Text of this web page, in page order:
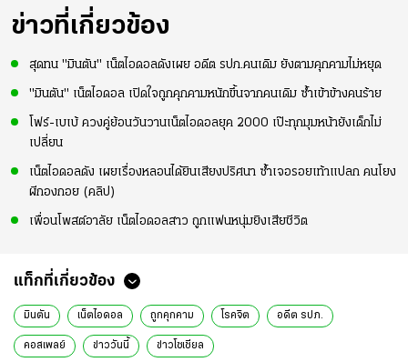
ข่าวที่เกี่ยวข้อง
สุดทน "มินตัน" เน็ตไอดอลดังเผย อดีต รปภ.คนเดิม ยังตามคุกคามไม่หยุด
"มินตัน" เน็ตไอดอล เปิดใจถูกคุกคามหนักขึ้นจากคนเดิม ซ้ำเข้าข้างคนร้าย
โฟร์-เบเบ้ ควงคู่ย้อนวันวานเน็ตไอดอลยุค 2000 เป๊ะทุกมุมหน้ายังเด็กไม่
เปลี่ยน
เน็ตไอดอลดัง เผยเรื่องหลอนได้ยินเสียงปริศนา ซ้ำเจอรอยเท้าแปลก คนโยง
ผีกองกอย (คลิป)
เพื่อนโพสต์อาลัย เน็ตไอดอลสาว ถูกแฟนหนุ่มยิงเสียชีวิต
แท็กที่เกี่ยวข้อง
มินตัน เน็ตไอดอล ถูกคุกคาม โรคจิต อดีต รปภ.
คอสเพลย์ ข่าววันนี้ ข่าวโซเชียล